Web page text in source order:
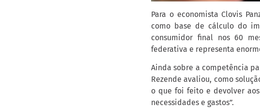
Para o economista Clovis
como base de cálculo do
consumidor final nos 60
federativa e representa
Ainda sobre a competência
Rezende avaliou, como
o que foi feito e devolver
necessidades e gastos”.